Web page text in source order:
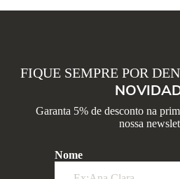
FIQUE SEMPRE POR
Garanta 5% de desconto na
nossa
Nome